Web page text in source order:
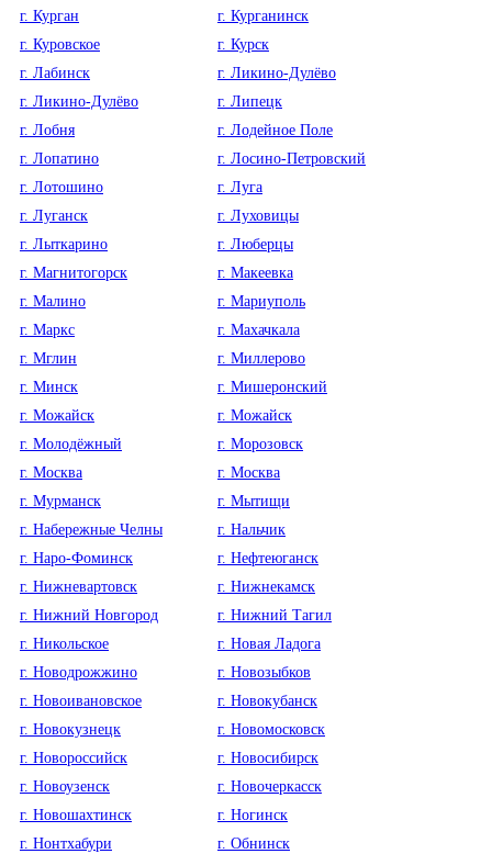
г. Курган
г. Курганинск
г. Куровское
г. Курск
г. Лабинск
г. Ликино-Дулёво
г. Ликино-Дулёво
г. Липецк
г. Лобня
г. Лодейное Поле
г. Лопатино
г. Лосино-Петровский
г. Лотошино
г. Луга
г. Луганск
г. Луховицы
г. Лыткарино
г. Люберцы
г. Магнитогорск
г. Макеевка
г. Малино
г. Мариуполь
г. Маркс
г. Махачкала
г. Мглин
г. Миллерово
г. Минск
г. Мишеронский
г. Можайск
г. Можайск
г. Молодёжный
г. Морозовск
г. Москва
г. Москва
г. Мурманск
г. Мытищи
г. Набережные Челны
г. Нальчик
г. Наро-Фоминск
г. Нефтеюганск
г. Нижневартовск
г. Нижнекамск
г. Нижний Новгород
г. Нижний Тагил
г. Никольское
г. Новая Ладога
г. Новодрожжино
г. Новозыбков
г. Новоивановское
г. Новокубанск
г. Новокузнецк
г. Новомосковск
г. Новороссийск
г. Новосибирск
г. Новоузенск
г. Новочеркасск
г. Новошахтинск
г. Ногинск
г. Нонтхабури
г. Обнинск